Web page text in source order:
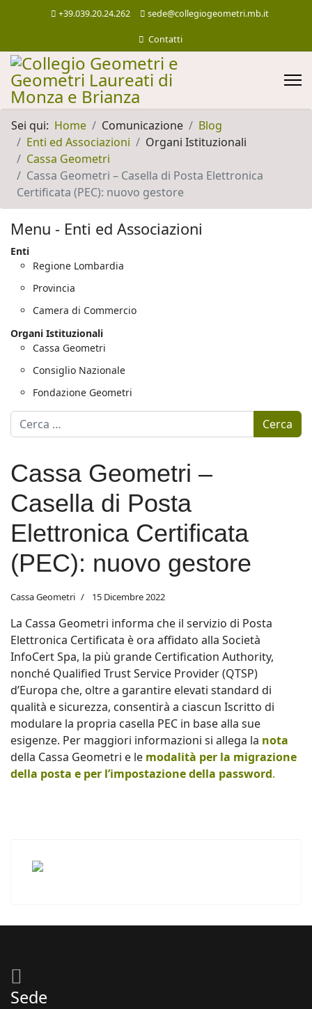
+39.039.20.24.262 sede@collegiogeometri.mb.it
Contatti
Sei qui: Home Comunicazione
Blog
Enti ed Associazioni
Organi Istituzionali
Cassa Geometri
Cassa Geometri – Casella di Posta Elettronica
Certificata (PEC): nuovo gestore
Menu - Enti ed Associazioni
Enti
Regione Lombardia
Provincia
Camera di Commercio
Organi Istituzionali
Cassa Geometri
Consiglio Nazionale
Fondazione Geometri
Motore di ricerca Cerca
Cassa Geometri –
Casella di Posta
Elettronica Certificata
(PEC): nuovo gestore
Cassa Geometri 15 Dicembre 2022
La Cassa Geometri informa che il servizio di Posta
Elettronica Certificata è ora affidato alla Società
InfoCert Spa, la più grande Certification Authority,
nonché Qualified Trust Service Provider (QTSP)
d’Europa che, oltre a garantire elevati standard di
qualità e sicurezza, consentirà a ciascun Iscritto di
modulare la propria casella PEC in base alla sue
esigenze. Per maggiori informazioni si allega la nota
della Cassa Geometri e le modalità per la migrazione
della posta e per l’impostazione della password.
Sede